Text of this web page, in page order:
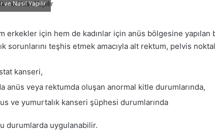
Nasıl Yapılır
erkekler için hem de kadınlar için anüs bölgesine
sorunlarını teşhis etmek amacıyla alt rektum, pelvis
kanseri,
anüs veya rektumda oluşan anormal kitle durumlarında,
ve yumurtalık kanseri şüphesi durumlarında
durumlarda uygulanabilir.